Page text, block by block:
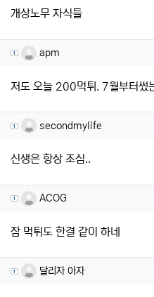
개상노무 자식들
apm님의 댓글
apm
저도 오늘 200먹튀. 7월부터썼
secondmylife님
secondmylife
신생은 항상 조심..
ACOG님의 댓글
ACOG
참 먹튀도 한결 같이 하네
달리자 아자님의 댓
달리자 아자